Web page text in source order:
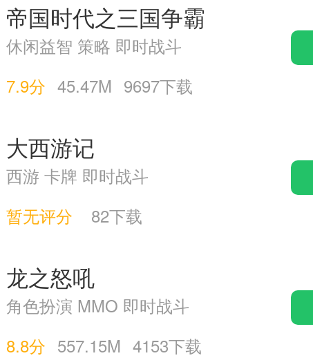
帝国时代之三国争霸
休闲益智 策略 即时战斗
7.9分 45.47M 9697下载
大西游记
西游 卡牌 即时战斗
暂无评分
82下载
龙之怒吼
角色扮演 MMO 即时战斗
8.8分 557.15M 4153下载